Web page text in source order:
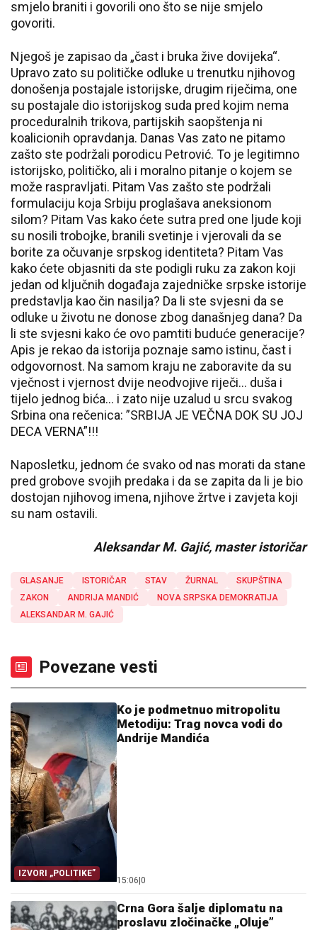
smjelo braniti i govorili ono što se nije smjelo
govoriti.
Njegoš je zapisao da „čast i bruka žive dovijeka“.
Upravo zato su političke odluke u trenutku njihovog
donošenja postajale istorijske, drugim riječima, one
su postajale dio istorijskog suda pred kojim nema
proceduralnih trikova, partijskih saopštenja ni
koalicionih opravdanja. Danas Vas zato ne pitamo
zašto ste podržali porodicu Petrović. To je legitimno
istorijsko, političko, ali i moralno pitanje o kojem se
može raspravljati. Pitam Vas zašto ste podržali
formulaciju koja Srbiju proglašava aneksionom
silom? Pitam Vas kako ćete sutra pred one ljude koji
su nosili trobojke, branili svetinje i vjerovali da se
borite za očuvanje srpskog identiteta? Pitam Vas
kako ćete objasniti da ste podigli ruku za zakon koji
jedan od ključnih događaja zajedničke srpske istorije
predstavlja kao čin nasilja? Da li ste svjesni da se
odluke u životu ne donose zbog današnjeg dana? Da
li ste svjesni kako će ovo pamtiti buduće generacije?
Apis je rekao da istorija poznaje samo istinu, čast i
odgovornost. Na samom kraju ne zaboravite da su
vječnost i vjernost dvije neodvojive riječi… duša i
tijelo jednog bića… i zato nije uzalud u srcu svakog
Srbina ona rečenica: ”SRBIJA JE VEČNA DOK SU JOJ
DECA VERNA”!!!
Naposletku, jednom će svako od nas morati da stane
pred grobove svojih predaka i da se zapita da li je bio
dostojan njihovog imena, njihove žrtve i zavjeta koji
su nam ostavili.
Aleksandar M. Gajić, master istoričar
GLASANJE ISTORIČAR STAV ŽURNAL
SKUPŠTINA
ZAKON
ANDRIJA MANDIĆ
NOVA SRPSKA DEMOKRATIJA
ALEKSANDAR M. GAJIĆ
Povezane vesti
IZVORI „POLITIKE”
Ko je podmetnuo mitropolitu
Metodiju: Trag novca vodi do
Andrije Mandića
15:06 0
Crna Gora šalje diplomatu na
proslavu zločinačke „Oluje”